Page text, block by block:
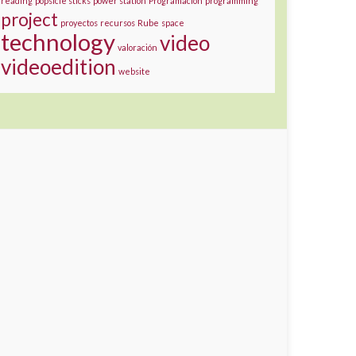
project proyectos recursos Rube space
technology valoración video
videoedition website